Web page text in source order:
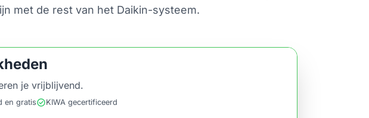
met de rest van het Daikin-systeem.
je vrijblijvend.
en gratischeck_circleKIWA gecertificeerd